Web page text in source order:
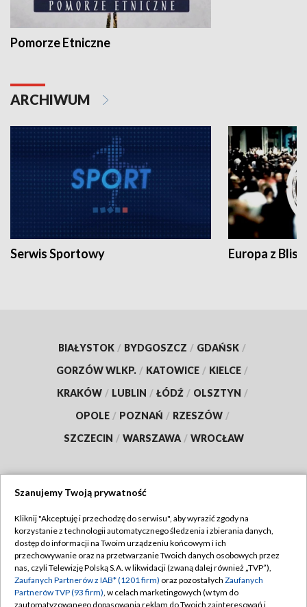
Pomorze Etniczne
ARCHIWUM
Serwis Sportowy Europa z
BIAŁYSTOK / BYDGOSZCZ / GDAŃSK /
GORZÓW WLKP. / KATOWICE / KIELCE /
KRAKÓW / LUBLIN / ŁÓDŹ / OLSZTYN /
OPOLE / POZNAŃ / RZESZÓW /
SZCZECIN / WARSZAWA / WROCŁAW
TVP
Abonament TVP
Emisja w TVP
Centrum informacji TVP
Regulamin TVP
Polityka prywatności
Moje zgody
Szanujemy Twoją prywatność
Kliknij "Akceptuję i przechodzę do serwisu", aby wyrazić zgody na
korzystanie z technologii automatycznego śledzenia i zbierania danych,
dostęp do informacji na Twoim urządzeniu końcowym i ich
przechowywanie oraz na przetwarzanie Twoich danych osobowych przez
nas, czyli Telewizję Polską S.A. w likwidacji (zwaną dalej również „TVP”),
Zaufanych Partnerów z IAB* (1201 firm) oraz pozostałych Zaufanych
Partnerów TVP (93 firm), w celach marketingowych (w tym do
zautomatyzowanego dopasowania reklam do Twoich zainteresowań i